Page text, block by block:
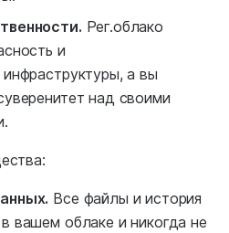
Рег.облако
и
а вы
над своими
Все файлы и история
вашем облаке и никогда не